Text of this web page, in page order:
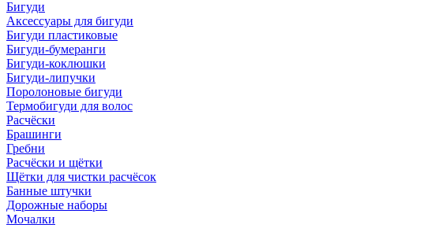
Бигуди
Аксессуары для бигуди
Бигуди пластиковые
Бигуди-бумеранги
Бигуди-коклюшки
Бигуди-липучки
Поролоновые бигуди
Термобигуди для волос
Расчёски
Брашинги
Гребни
Расчёски и щётки
Щётки для чистки расчёсок
Банные штучки
Дорожные наборы
Мочалки